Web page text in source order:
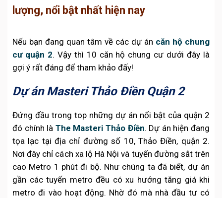
lượng, nổi bật nhất hiện nay
Nếu bạn đang quan tâm về các dự án căn hộ chung
cư quận 2. Vậy thì 10 căn hộ chung cư dưới đây là
gợi ý rất đáng để tham khảo đấy!
Dự án Masteri Thảo Điền Quận 2
Đứng đầu trong top những dự án nổi bật của quận 2
đó chính là The Masteri Thảo Điền. Dự án hiện đang
tọa lạc tại địa chỉ đường số 10, Thảo Điền, quận 2.
Nơi đây chỉ cách xa lộ Hà Nội và tuyến đường sắt trên
cao Metro 1 phút đi bộ. Như chúng ta đã biết, dự án
gần các tuyến metro đều có xu hướng tăng giá khi
metro đi vào hoạt động. Nhờ đó mà nhà đầu tư có